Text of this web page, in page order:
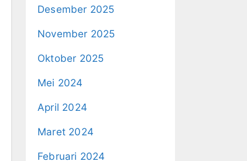
Desember 2025
November 2025
Oktober 2025
Mei 2024
April 2024
Maret 2024
Februari 2024